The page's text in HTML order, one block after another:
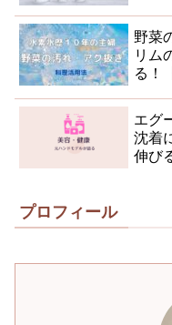
野菜
リム
る！
エグ
沈着
伸び
プロフィール